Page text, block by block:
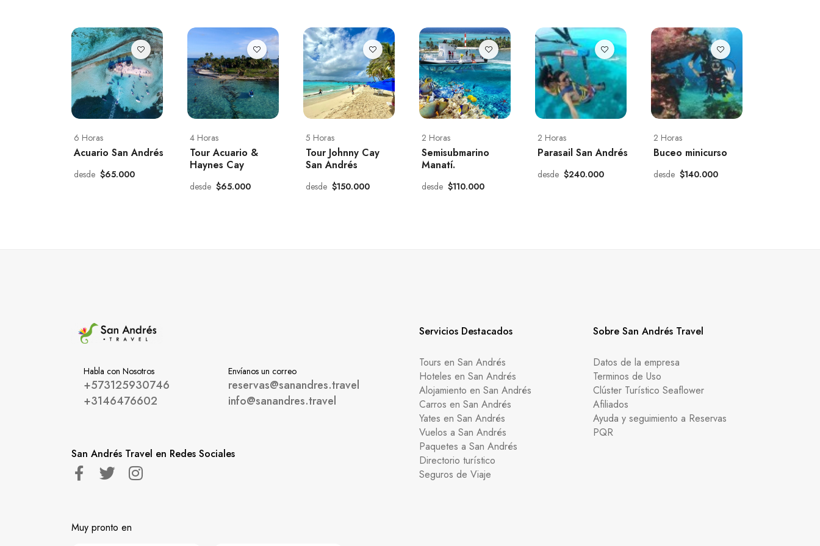
6 Horas
Acuario San Andrés
desde $65.000
4 Horas
Tour Acuario &
Haynes Cay
desde $65.000
5 Horas
Tour Johnny Cay
San Andrés
desde $150.000
2 Horas
Semisubmarino
Manatí.
desde $110.000
2 Horas
Parasail San Andrés
desde $240.000
2 Horas
Buceo minicurso
desde $140.000
Habla con Nosotros
+573125930746
+3146476602
Envíanos un correo
reservas@sanandres.travel
info@sanandres.travel
San Andrés Travel en Redes Sociales
Muy pronto en
Servicios Destacados
Tours en San Andrés
Hoteles en San Andrés
Alojamiento en San Andrés
Carros en San Andrés
Yates en San Andrés
Vuelos a San Andrés
Paquetes a San Andrés
Directorio turístico
Seguros de Viaje
Sobre San Andrés Travel
Datos de la empresa
Terminos de Uso
Clúster Turístico Seaflower
Afiliados
Ayuda y seguimiento a Reservas
PQR